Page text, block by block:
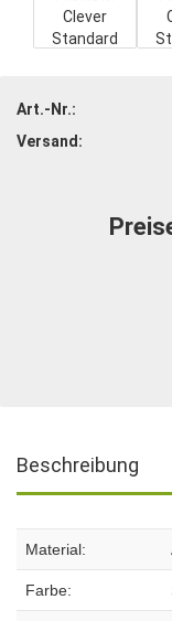
Art.-Nr.:
Versand:
Beschreibung
Material:
Farbe: